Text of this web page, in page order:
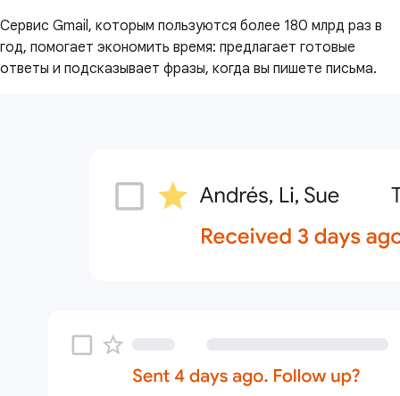
Сервис Gmail, которым пользуются более 180 млрд раз в
год, помогает экономить время: предлагает готовые
ответы и подсказывает фразы, когда вы пишете письма.